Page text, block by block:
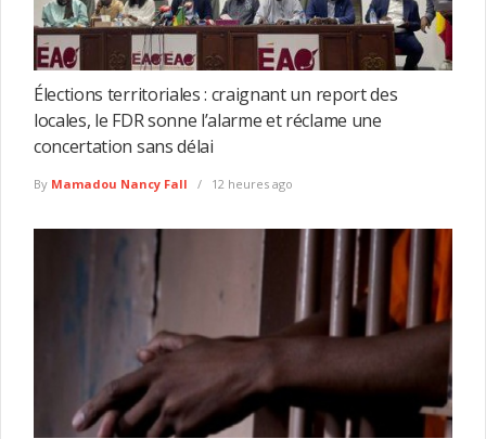
Élections territoriales : craignant un report des
locales, le FDR sonne l’alarme et réclame une
concertation sans délai
By Mamadou Nancy Fall 12 heures ago